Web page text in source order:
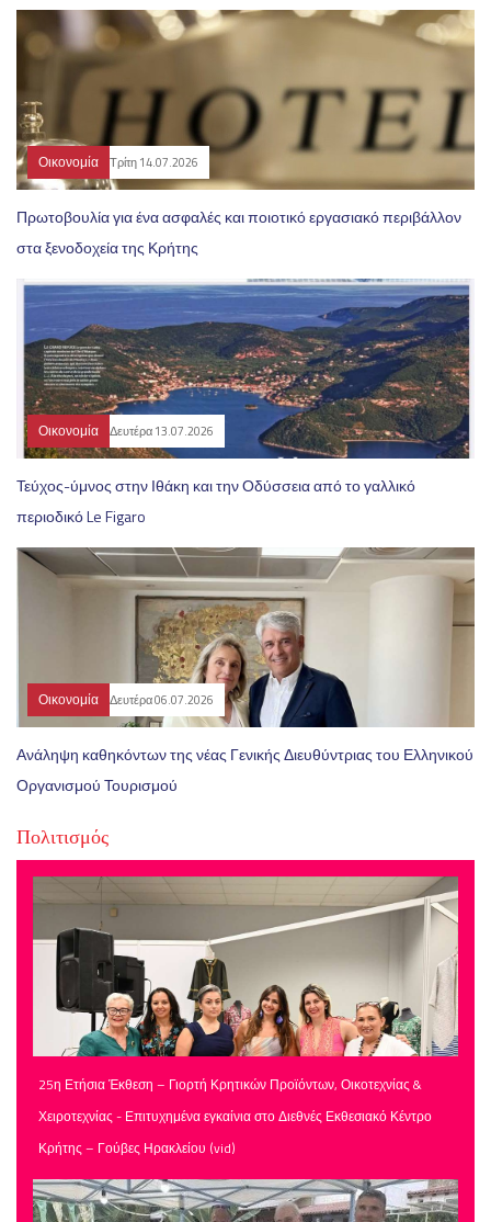
Οικονομία Τρίτη 14.07.2026
Πρωτοβουλία για ένα ασφαλές και ποιοτικό εργασιακό περιβάλλον
στα ξενοδοχεία της Κρήτης
Οικονομία Δευτέρα 13.07.2026
Τεύχος-ύμνος στην Ιθάκη και την Οδύσσεια από το γαλλικό
περιοδικό Le Figaro
Οικονομία Δευτέρα 06.07.2026
Ανάληψη καθηκόντων της νέας Γενικής Διευθύντριας του Ελληνικού
Οργανισμού Τουρισμού
Πολιτισμός
25η Ετήσια Έκθεση – Γιορτή Κρητικών Προϊόντων, Οικοτεχνίας &
Χειροτεχνίας - Επιτυχημένα εγκαίνια στο Διεθνές Εκθεσιακό Κέντρο
Κρήτης – Γούβες Ηρακλείου (vid)